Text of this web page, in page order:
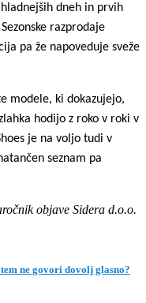
dneh in prvih
razprodaje
pa že napoveduje sveže
modele, ki dokazujejo,
hodijo z roko v roki v
je na voljo tudi v
seznam pa
objave Sidera d.o.o.
ne govori dovolj glasno?